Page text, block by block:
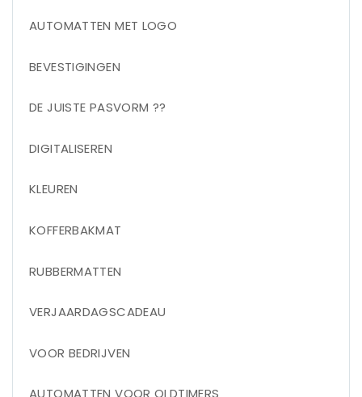
AUTOMATTEN MET LOGO
BEVESTIGINGEN
DE JUISTE PASVORM ??
DIGITALISEREN
KLEUREN
KOFFERBAKMAT
RUBBERMATTEN
VERJAARDAGSCADEAU
VOOR BEDRIJVEN